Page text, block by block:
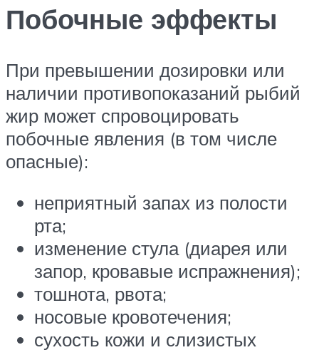
Побочные эффекты
При превышении дозировки или
наличии противопоказаний рыбий
жир может спровоцировать
побочные явления (в том числе
опасные):
неприятный запах из полости
рта;
изменение стула (диарея или
запор, кровавые испражнения);
тошнота, рвота;
носовые кровотечения;
сухость кожи и слизистых